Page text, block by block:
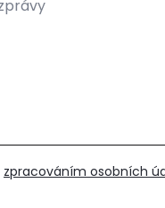
zpracováním osobních